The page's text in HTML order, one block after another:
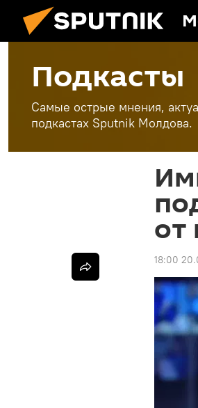
Подкасты
Самые острые мнения,
подкастах Sputnik Молдова.
от
18:00